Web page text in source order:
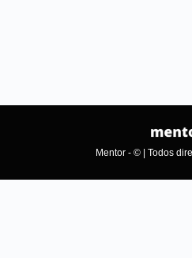
Mentor - © | Todos